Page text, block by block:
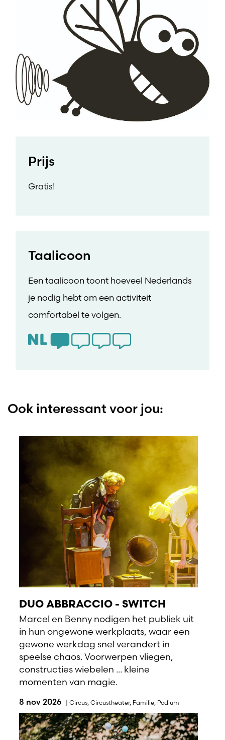
Prijs
Gratis!
Taalicoon
Een taalicoon toont hoeveel Nederlands
je nodig hebt om een activiteit
comfortabel te volgen.
Ook interessant voor jou:
DUO ABBRACCIO - SWITCH
Marcel en Benny nodigen het publiek uit
in hun ongewone werkplaats, waar een
gewone werkdag snel verandert in
speelse chaos. Voorwerpen vliegen,
constructies wiebelen ... kleine
momenten van magie.
8 nov 2026 | Circus, Circustheater, Familie, Podium